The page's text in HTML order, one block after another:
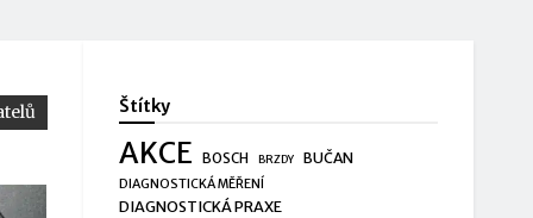
Štítky
AKCE BOSCH BRZDY BUČAN
DIAGNOSTICKÁ MĚŘENÍ
DIAGNOSTICKÁ PRAXE